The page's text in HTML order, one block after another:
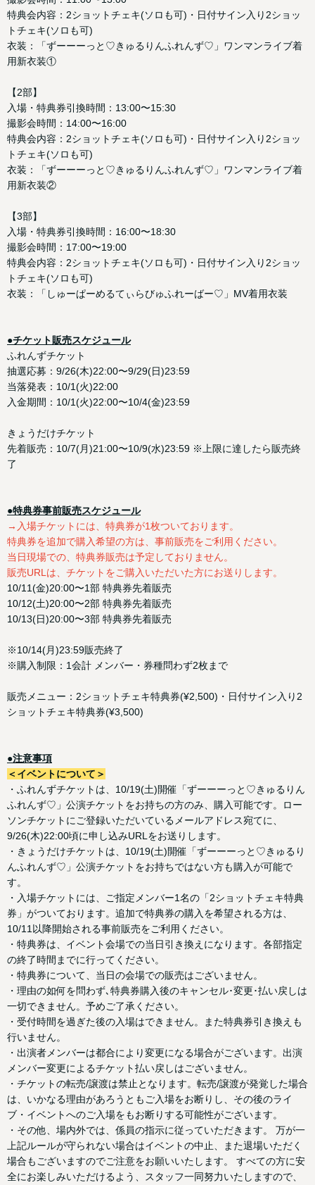
特典会内容：2ショットチェキ(ソロも可)・日付サイン入り2ショッ
トチェキ(ソロも可)
衣装：「ずーーーっと♡きゅるりんふれんず♡」ワンマンライブ着
用新衣装①
【2部】
入場・特典券引換時間：13:00〜15:30
撮影会時間：14:00〜16:00
特典会内容：2ショットチェキ(ソロも可)・日付サイン入り2ショッ
トチェキ(ソロも可)
衣装：「ずーーーっと♡きゅるりんふれんず♡」ワンマンライブ着
用新衣装②
【3部】
入場・特典券引換時間：16:00〜18:30
撮影会時間：17:00〜19:00
特典会内容：2ショットチェキ(ソロも可)・日付サイン入り2ショッ
トチェキ(ソロも可)
衣装：「しゅーぱーめるてぃらびゅふれーばー♡」MV着用衣装
●チケット販売スケジュール
ふれんずチケット
抽選応募：9/26(木)22:00〜9/29(日)23:59
当落発表：10/1(火)22:00
入金期間：10/1(火)22:00〜10/4(金)23:59
きょうだけチケット
先着販売：10/7(月)21:00〜10/9(水)23:59 ※上限に達したら販売終
了
●特典券事前販売スケジュール
→入場チケットには、特典券が1枚ついております。
特典券を追加で購入希望の方は、事前販売をご利用ください。
当日現場での、特典券販売は予定しておりません。
販売URLは、チケットをご購入いただいた方にお送りします。
10/11(金)20:00〜1部 特典券先着販売
10/12(土)20:00〜2部 特典券先着販売
10/13(日)20:00〜3部 特典券先着販売
※10/14(月)23:59販売終了
※購入制限：1会計 メンバー・券種問わず2枚まで
販売メニュー：2ショットチェキ特典券(¥2,500)・日付サイン入り2
ショットチェキ特典券(¥3,500)
●注意事項
＜イベントについて＞
・ふれんずチケットは、10/19(土)開催「ずーーーっと♡きゅるりん
ふれんず♡」公演チケットをお持ちの方のみ、購入可能です。ロー
ソンチケットにご登録いただいているメールアドレス宛てに、
9/26(木)22:00頃に申し込みURLをお送りします。
・きょうだけチケットは、10/19(土)開催「ずーーーっと♡きゅるり
んふれんず♡」公演チケットをお持ちではない方も購入が可能で
す。
・入場チケットには、ご指定メンバー1名の「2ショットチェキ特典
券」がついております。追加で特典券の購入を希望される方は、
10/11以降開始される事前販売をご利用ください。
・特典券は、イベント会場での当日引き換えになります。各部指定
の終了時間までに行ってください。
・特典券について、当日の会場での販売はございません。
・理由の如何を問わず､特典券購入後のキャンセル･変更･払い戻しは
一切できません。予めご了承ください。
・受付時間を過ぎた後の入場はできません。また特典券引き換えも
行いません。
・出演者メンバーは都合により変更になる場合がございます。出演
メンバー変更によるチケット払い戻しはございません。
・チケットの転売/譲渡は禁止となります。転売/譲渡が発覚した場合
は、いかなる理由があろうともご入場をお断りし、その後のライ
ブ・イベントへのご入場をもお断りする可能性がございます。
・その他、場内外では、係員の指示に従っていただきます。 万が一
上記ルールが守られない場合はイベントの中止、また退場いただく
場合もございますのでご注意をお願いいたします。 すべての方に安
全にお楽しみいただけるよう、スタッフ一同努力いたしますので、